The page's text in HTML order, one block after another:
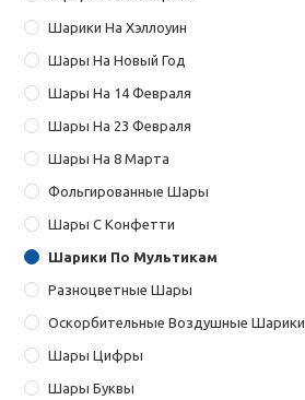
Шарики На Хэллоуин
Шары На Новый Год
Шары На 14 Февраля
Шары На 23 Февраля
Шары На 8 Марта
Фольгированные Шары
Шары С Конфетти
Шарики По Мультикам
Разноцветные Шары
Оскорбительные Воздушные Шарики
Шары Цифры
Шары Буквы